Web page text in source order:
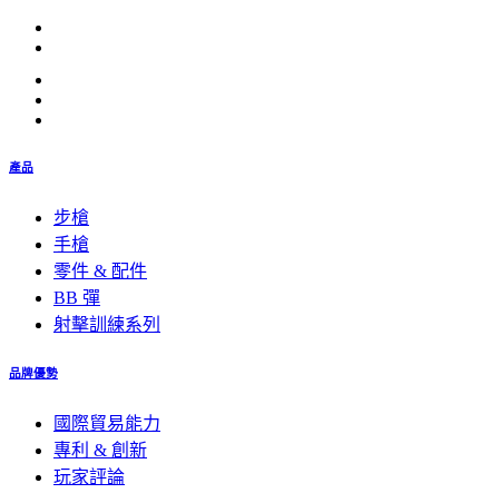
產品
步槍
手槍
零件 & 配件
BB 彈
射擊訓練系列
品牌優勢
國際貿易能力
專利 & 創新
玩家評論